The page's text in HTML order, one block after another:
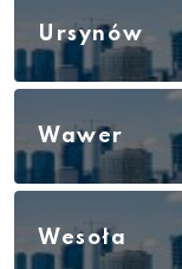
Ursynów
Wawer
Wesoła